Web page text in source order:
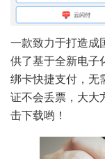
一款致力于打造成
供了基于全新电子
绑卡快捷支付，无
证不会丢票，大大
击下载哟！